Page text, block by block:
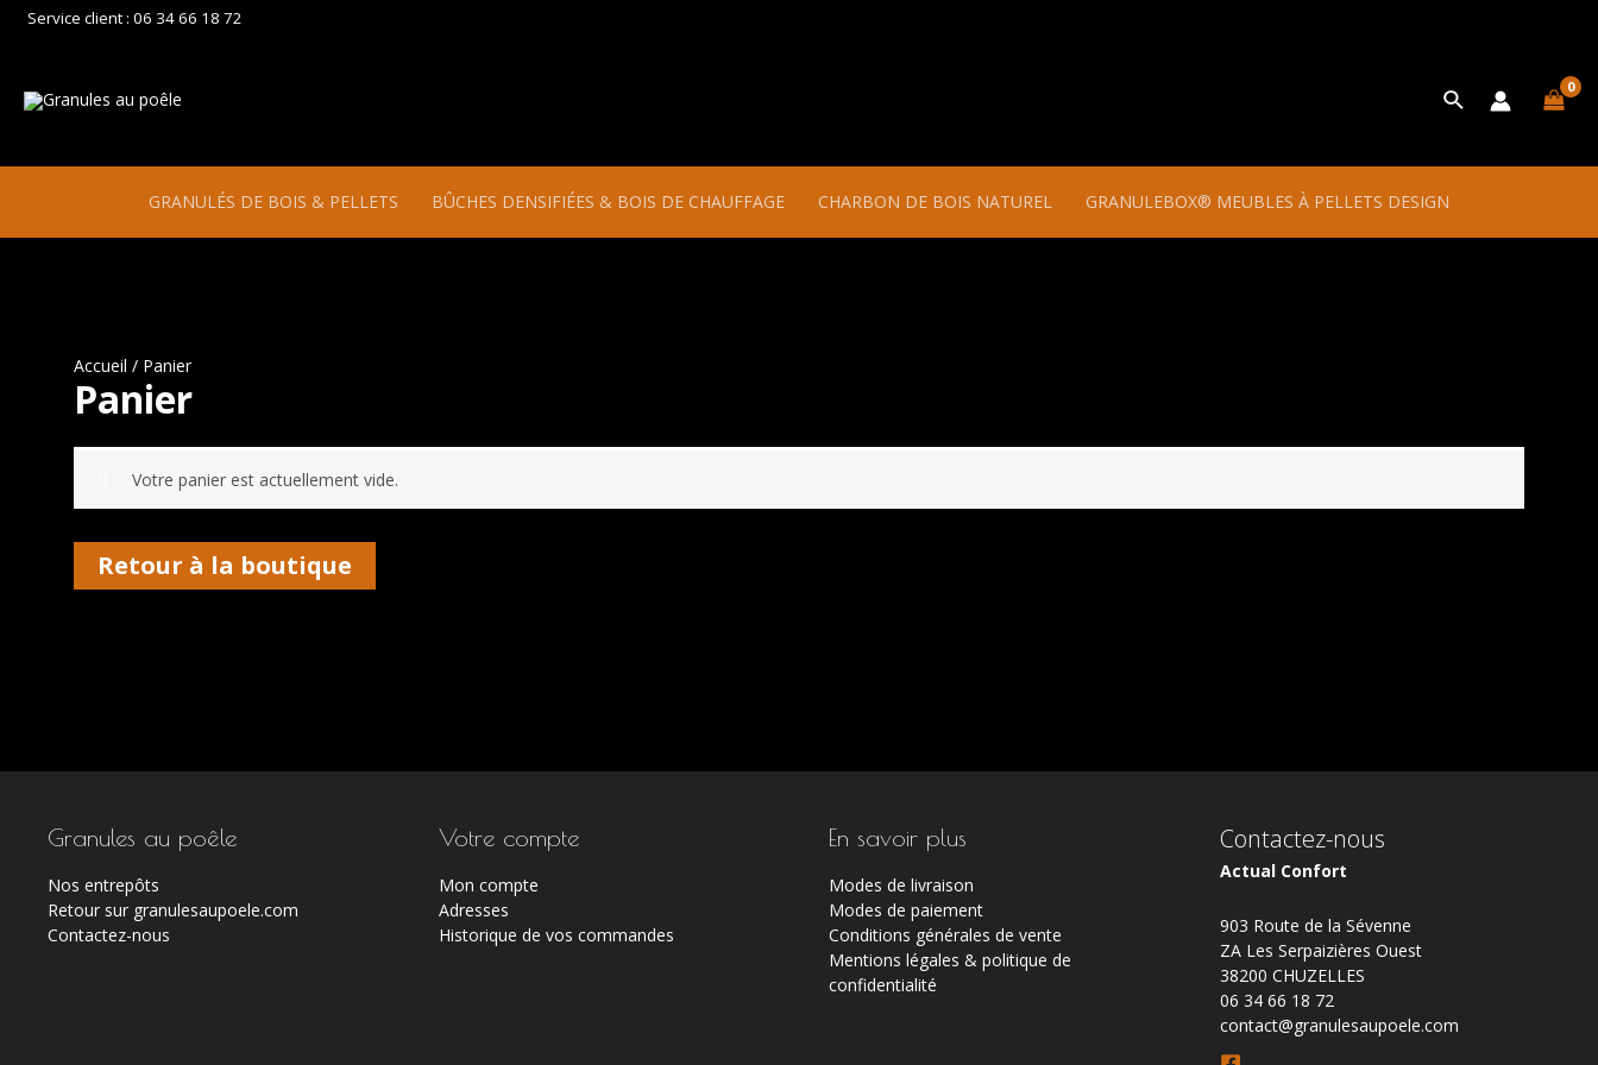
AllerService client : 06 34 66 18 72
Rechercher
GRANULÉS DE BOIS & PELLETS BÛCHES DENSIFIÉES & BOIS DE CHAUFFAGE CHARBON DE BOIS NATUREL GRANULEBOX® MEUBLES À PELLETS DESIGN
Accueil Panier
Panier
Votre panier est actuellement vide.
Retour à la boutique
Granules au poêle
Nos entrepôts
Retour sur granulesaupoele.com
Contactez-nous
Votre compte
Mon compte
Adresses
Historique de vos commandes
En savoir plus
Modes de livraison
Modes de paiement
Conditions générales de vente
Mentions légales & politique de
confidentialité
Contactez-nous
Actual Confort
903 Route de la Sévenne
ZA Les Serpaizières Ouest
38200 CHUZELLES
06 34 66 18 72
contact@granulesaupoele.com